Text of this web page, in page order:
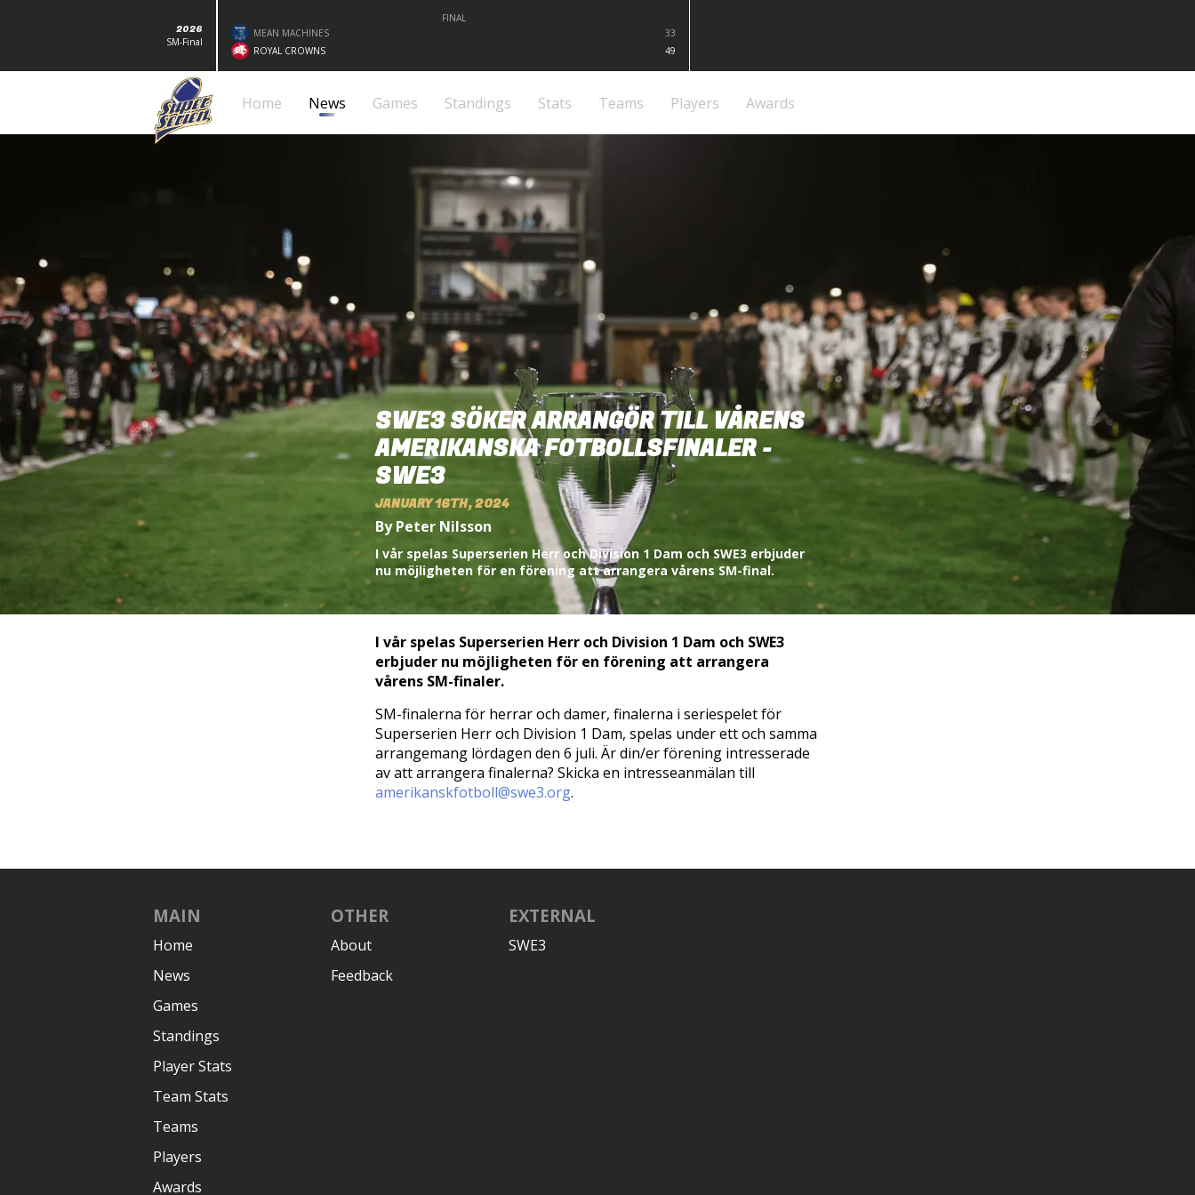
2026
SM-Final
FINAL
MEAN MACHINES
33
ROYAL CROWNS
49
Home News Games Standings Stats Teams Players Awards
SWE3 SÖKER ARRANGÖR TILL VÅRENS
AMERIKANSKA FOTBOLLSFINALER -
SWE3
JANUARY 16TH, 2024
By Peter Nilsson
I vår spelas Superserien Herr och Division 1 Dam och SWE3 erbjuder
nu möjligheten för en förening att arrangera vårens SM-final.
I vår spelas Superserien Herr och Division 1 Dam och SWE3
erbjuder nu möjligheten för en förening att arrangera
vårens SM-finaler.
SM-finalerna för herrar och damer, finalerna i seriespelet för
Superserien Herr och Division 1 Dam, spelas under ett och samma
arrangemang lördagen den 6 juli. Är din/er förening intresserade
av att arrangera finalerna? Skicka en intresseanmälan till
amerikanskfotboll@swe3.org.
MAIN
Home
News
Games
Standings
Player Stats
Team Stats
Teams
Players
Awards
OTHER
About
Feedback
EXTERNAL
SWE3